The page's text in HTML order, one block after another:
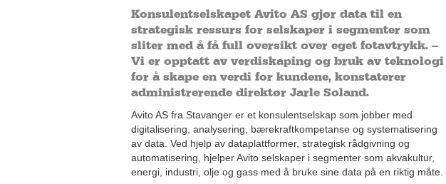
Konsulentselskapet Avito AS gjør data til en
strategisk ressurs for selskaper i segmenter som
sliter med å få full oversikt over eget fotavtrykk. –
Vi er opptatt av verdiskaping og bruk av teknologi
for å skape en verdi for kundene, konstaterer
administrerende direktør Jarle Soland.
Avito AS fra Stavanger er et konsulentselskap som jobber med
digitalisering, analysering, bærekraftkompetanse og systematisering
av data. Ved hjelp av dataplattformer, strategisk rådgivning og
automatisering, hjelper Avito selskaper i segmenter som akvakultur,
energi, industri, olje og gass med å bruke sine data på en riktig måte.